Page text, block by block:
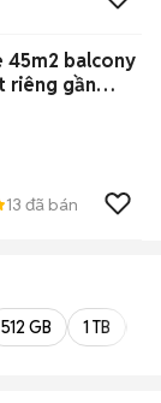
45m2 balcony
riêng gần
13 đã bán
512 GB 1 TB